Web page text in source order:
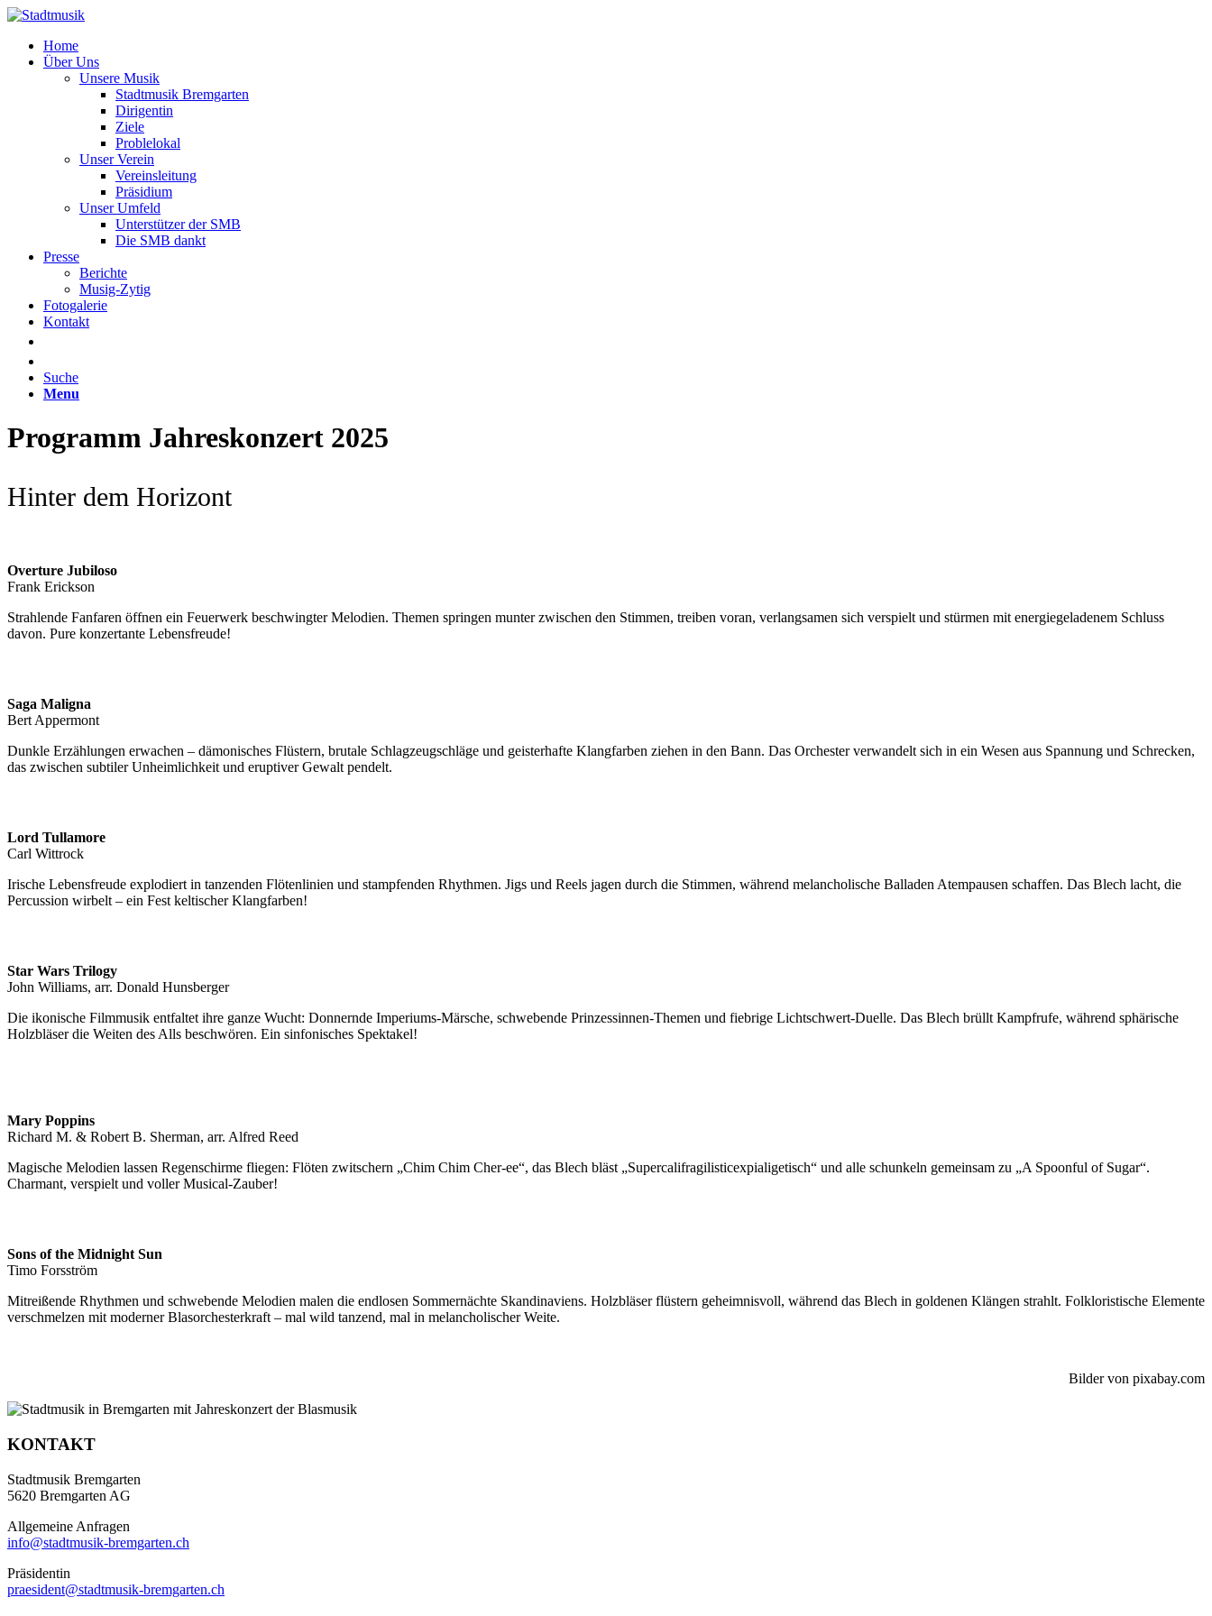
Home
Über Uns
Unsere Musik
Stadtmusik Bremgarten
Dirigentin
Ziele
Problelokal
Unser Verein
Vereinsleitung
Präsidium
Unser Umfeld
Unterstützer der SMB
Die SMB dankt
Presse
Berichte
Musig-Zytig
Fotogalerie
Kontakt
Suche
Menu
Programm Jahreskonzert 2025
Hinter dem Horizont
Overture Jubiloso
Frank Erickson
Strahlende Fanfaren öffnen ein Feuerwerk beschwingter Melodien. Themen springen munter zwischen den Stimmen, treiben voran, verlangsamen sich verspielt und stürmen mit energiegeladenem Schluss
davon. Pure konzertante Lebensfreude!
Saga Maligna
Bert Appermont
Dunkle Erzählungen erwachen – dämonisches Flüstern, brutale Schlagzeugschläge und geisterhafte Klangfarben ziehen in den Bann. Das Orchester verwandelt sich in ein Wesen aus Spannung und Schrecken,
das zwischen subtiler Unheimlichkeit und eruptiver Gewalt pendelt.
Lord Tullamore
Carl Wittrock
Irische Lebensfreude explodiert in tanzenden Flötenlinien und stampfenden Rhythmen. Jigs und Reels jagen durch die Stimmen, während melancholische Balladen Atempausen schaffen. Das Blech lacht, die
Percussion wirbelt – ein Fest keltischer Klangfarben!
Star Wars Trilogy
John Williams, arr. Donald Hunsberger
Die ikonische Filmmusik entfaltet ihre ganze Wucht: Donnernde Imperiums-Märsche, schwebende Prinzessinnen-Themen und fiebrige Lichtschwert-Duelle. Das Blech brüllt Kampfrufe, während sphärische
Holzbläser die Weiten des Alls beschwören. Ein sinfonisches Spektakel!
Mary Poppins
Richard M. & Robert B. Sherman, arr. Alfred Reed
Magische Melodien lassen Regenschirme fliegen: Flöten zwitschern „Chim Chim Cher-ee“, das Blech bläst „Supercalifragilisticexpialigetisch“ und alle schunkeln gemeinsam zu „A Spoonful of Sugar“.
Charmant, verspielt und voller Musical-Zauber!
Sons of the Midnight Sun
Timo Forsström
Mitreißende Rhythmen und schwebende Melodien malen die endlosen Sommernächte Skandinaviens. Holzbläser flüstern geheimnisvoll, während das Blech in goldenen Klängen strahlt. Folkloristische Elemente
verschmelzen mit moderner Blasorchesterkraft – mal wild tanzend, mal in melancholischer Weite.
Bilder von pixabay.com
KONTAKT
Stadtmusik Bremgarten
5620 Bremgarten AG
Allgemeine Anfragen
info@stadtmusik-bremgarten.ch
Präsidentin
praesident@stadtmusik-bremgarten.ch